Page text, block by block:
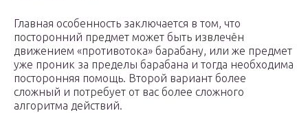
Главная особенность заключается в том, что
посторонний предмет может быть извлечён
движением «противотока» барабану, или же предмет
уже проник за пределы барабана и тогда необходима
посторонняя помощь. Второй вариант более
сложный и потребует от вас более сложного
алгоритма действий.